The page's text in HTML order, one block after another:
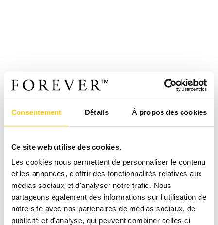
Consentement Détails À propos des cookies
Ce site web utilise des cookies.
Les cookies nous permettent de personnaliser le contenu
et les annonces, d'offrir des fonctionnalités relatives aux
médias sociaux et d'analyser notre trafic. Nous
partageons également des informations sur l'utilisation de
notre site avec nos partenaires de médias sociaux, de
publicité et d'analyse, qui peuvent combiner celles-ci